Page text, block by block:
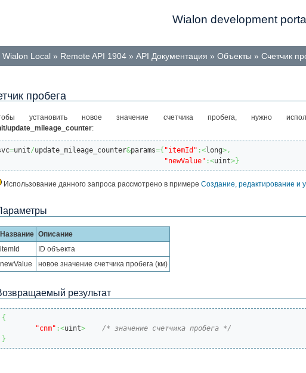
Wialon development
Wialon Local » Remote API 1904 » API Документация » Объекты » Счетчик
пробега
установить новое значение счетчика пробега, нужно
update_mileage_counter:
=unit/update_mileage_counter&params={ "itemId" :<long>,
"newValue" :<uint>}
Использование данного запроса рассмотрено в примере Создание, редактирование и
Название Описание
itemId
ID объекта
newValue
новое значение счетчика пробега (км)
результат
{
"cnm" :<uint>
/* значение счетчика пробега */
}